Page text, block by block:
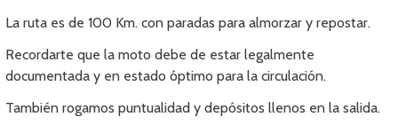
La ruta es de 100 Km. con paradas para almorzar y repostar.
Recordarte que la moto debe de estar legalmente
documentada y en estado óptimo para la circulación.
También rogamos puntualidad y depósitos llenos en la salida.